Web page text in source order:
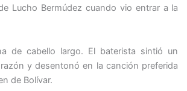
Lucho Bermúdez cuando vio entrar a la
de cabello largo. El baterista sintió un
y desentonó en la canción preferida
de Bolívar.